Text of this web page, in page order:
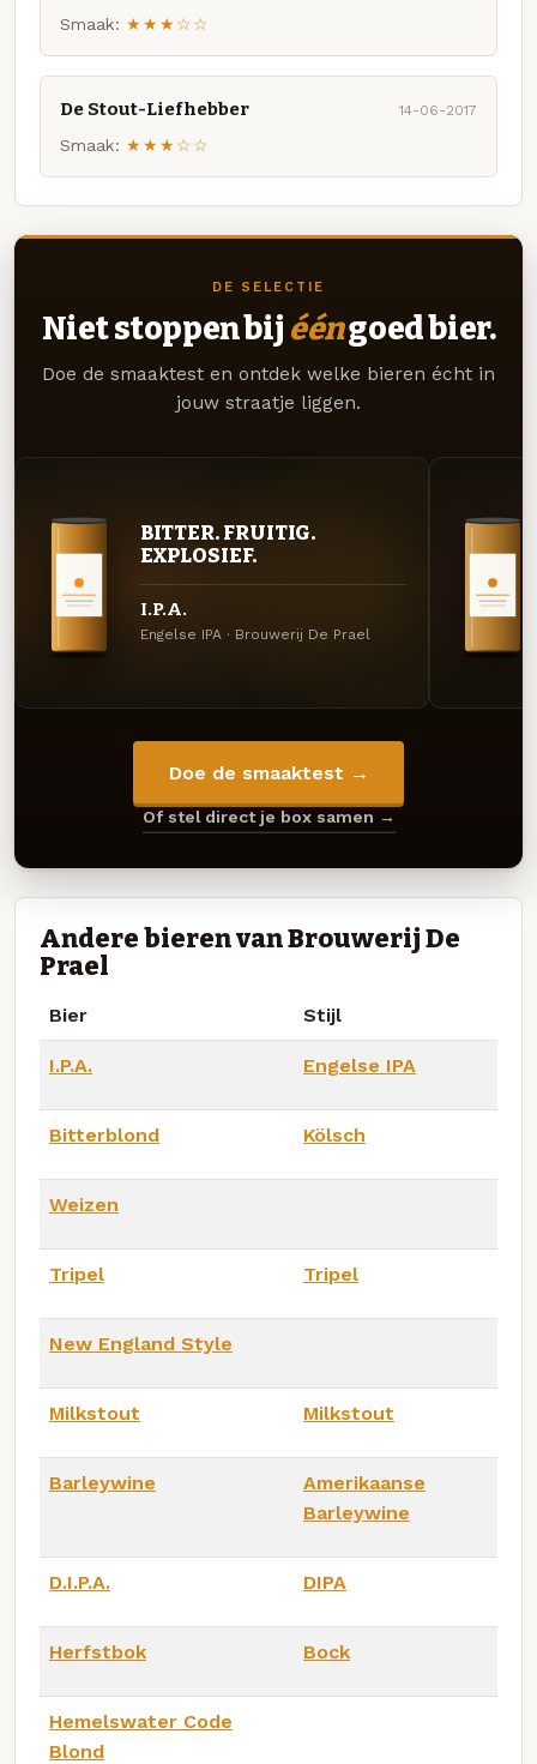
Smaak: ★★★☆☆
De Stout-Liefhebber 14-06-2017
Smaak: ★★★☆☆
DE SELECTIE
Niet stoppen bij ééngoed bier.
Doe de smaaktest en ontdek welke bieren écht in
jouw straatje liggen.
BITTER. FRUITIG.
EXPLOSIEF.
I.P.A.
Engelse IPA · Brouwerij De Prael
Doe de smaaktest →
Of stel direct je box samen →
Andere bieren van Brouwerij De
Prael
Bier Stijl
I.P.A. Engelse IPA
Bitterblond Kölsch
Weizen
Tripel Tripel
New England Style
Milkstout Milkstout
Barleywine
Amerikaanse
Barleywine
D.I.P.A. DIPA
Herfstbok Bock
Hemelswater Code
Blond